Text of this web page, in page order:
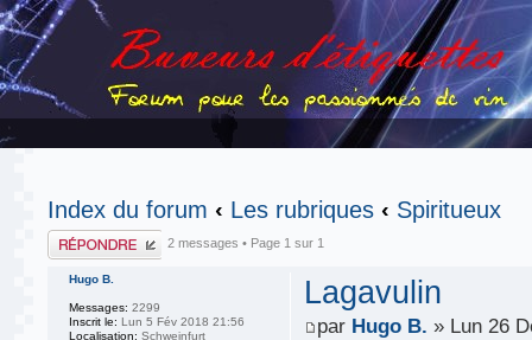
Index du forum ‹ Les rubriques ‹ Spiritueux
Publier une
réponse
2 messages • Page 1 sur 1
Lagavulin
par Hugo B. » Lun 26
Hugo B.
Messages: 2299
Inscrit le: Lun 5 Fév 2018 21:56
Localisation: Schweinfurt